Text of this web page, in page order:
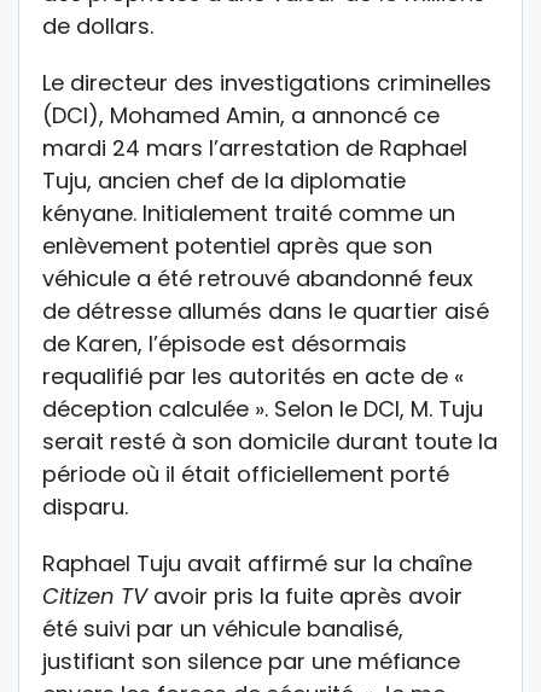
de dollars.
Le directeur des investigations criminelles
(DCI), Mohamed Amin, a annoncé ce
mardi 24 mars l’arrestation de Raphael
Tuju, ancien chef de la diplomatie
kényane. Initialement traité comme un
enlèvement potentiel après que son
véhicule a été retrouvé abandonné feux
de détresse allumés dans le quartier aisé
de Karen, l’épisode est désormais
requalifié par les autorités en acte de «
déception calculée ». Selon le DCI, M. Tuju
serait resté à son domicile durant toute la
période où il était officiellement porté
disparu.
Raphael Tuju avait affirmé sur la chaîne
Citizen TVavoir pris la fuite après avoir
été suivi par un véhicule banalisé,
justifiant son silence par une méfiance